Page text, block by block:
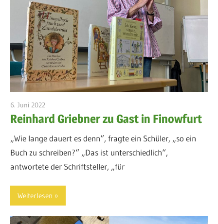
6. Juni 2022
Reinhard Griebner zu Gast in Finowfurt
„Wie lange dauert es denn“, fragte ein Schüler, „so ein
Buch zu schreiben?“ „Das ist unterschiedlich“,
antwortete der Schriftsteller, „für
Weiterlesen